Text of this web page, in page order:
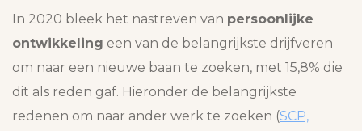
In 2020 bleek het nastreven van persoonlijke
ontwikkeling een van de belangrijkste drijfveren
om naar een nieuwe baan te zoeken, met 15,8% die
dit als reden gaf. Hieronder de belangrijkste
redenen om naar ander werk te zoeken (SCP,